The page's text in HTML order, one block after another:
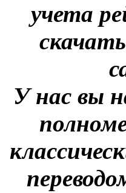
учета
У нас вы